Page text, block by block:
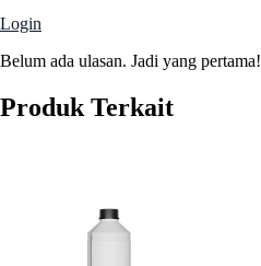
Login
Belum ada ulasan. Jadi yang pertama!
Produk Terkait